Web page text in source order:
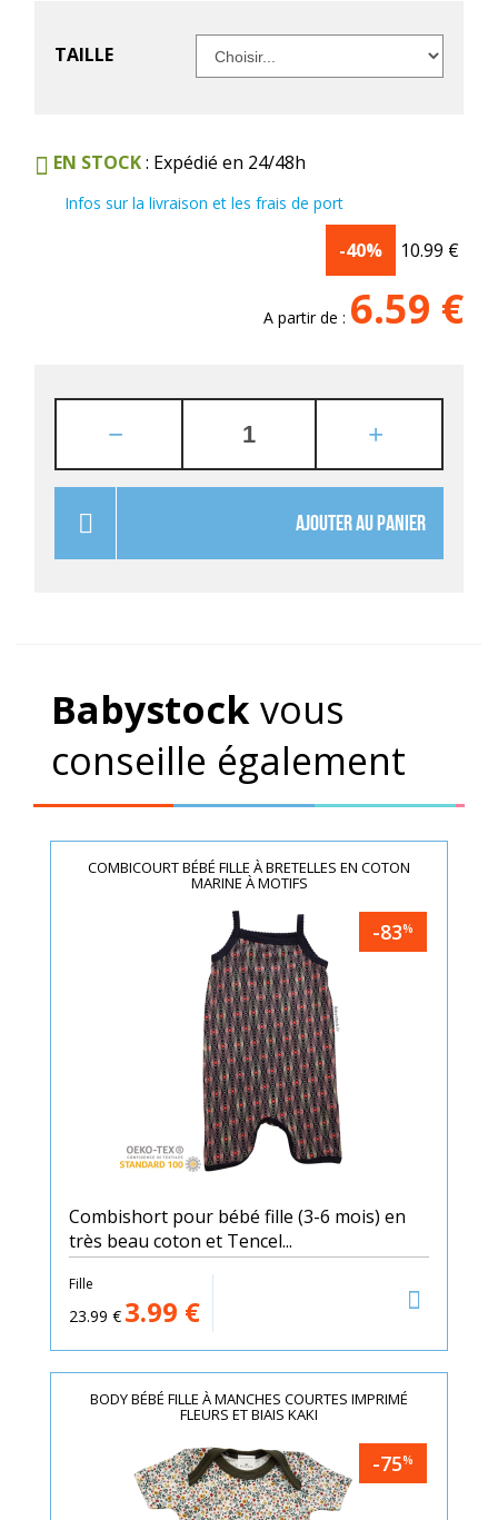
TAILLE
EN STOCK: Expédié en 24/48h
Infos sur la livraison et les frais de port
-40% 10.99 €
A partir de : 6.59 €
AJOUTER AU PANIER
Babystockvous
conseille également
COMBICOURT BÉBÉ FILLE À BRETELLES EN COTON
MARINE À MOTIFS
-83%
Combishort pour bébé fille (3-6 mois) en
très beau coton et Tencel...
Fille
23.99 € 3.99 €
BODY BÉBÉ FILLE À MANCHES COURTES IMPRIMÉ
FLEURS ET BIAIS KAKI
-75%